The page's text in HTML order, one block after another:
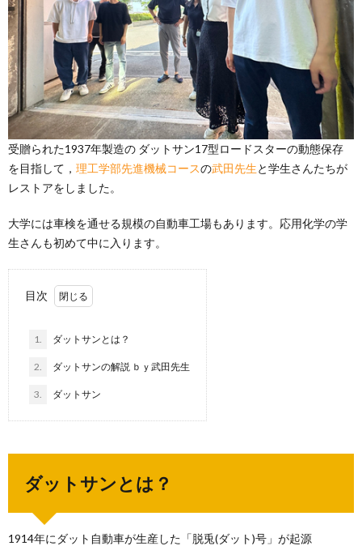
受贈られた1937年製造の ダットサン17型ロードスターの動態保存
を目指して， 理工学部先進機械コースの武田先生と学生さんたちが
レストアをしました。
大学には車検を通せる規模の自動車工場もあります。応用化学の学
生さんも初めて中に入ります。
目次
1. ダットサンとは？
2. ダットサンの解説 ｂｙ武田先生
3. ダットサン
ダットサンとは？
1914年にダット自動車が生産した「脱兎(ダット)号」が起源